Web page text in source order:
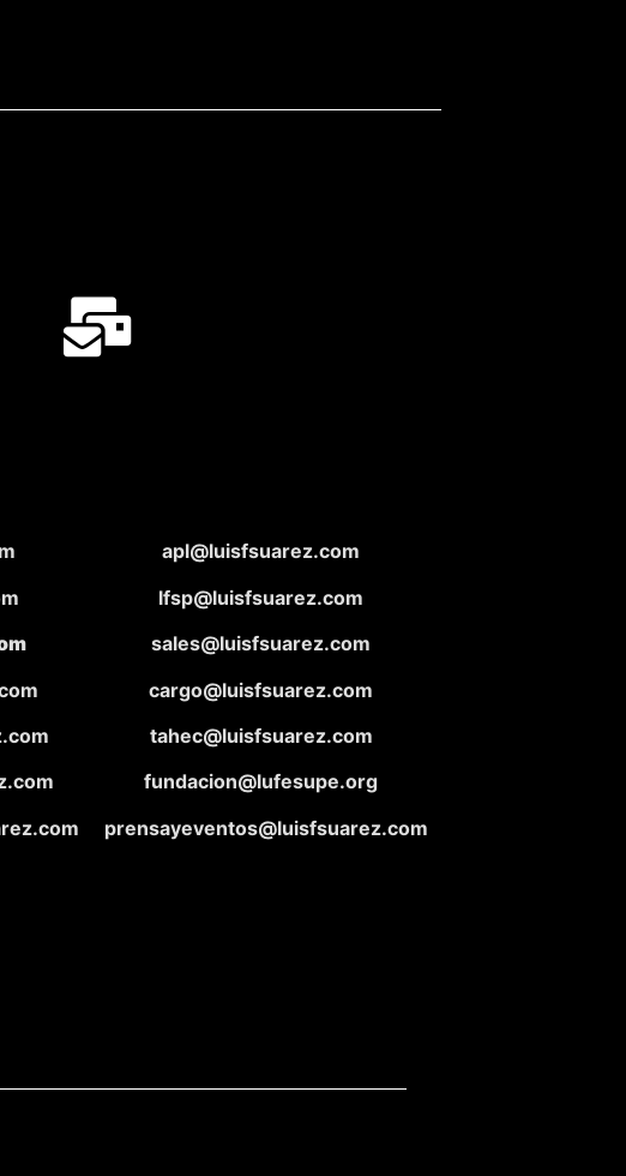
apl@luisfsuarez.com
lfsp@luisfsuarez.com
sales@luisfsuarez.com
cargo@luisfsuarez.com
tahec@luisfsuarez.com
fundacion@lufesupe.org
prensayeventos@luisfsuarez.com